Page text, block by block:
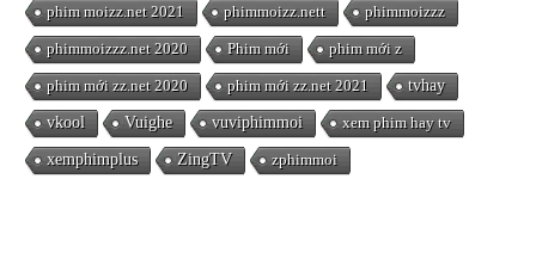
phim moizz.net 2021 phimmoizz.nett phimmoizzz
phimmoizzz.net 2020 Phim mới phim mới z
phim mới zz.net 2020 phim mới zz.net 2021 tvhay
vkool Vuighe vuviphimmoi xem phim hay tv
xemphimplus ZingTV zphimmoi